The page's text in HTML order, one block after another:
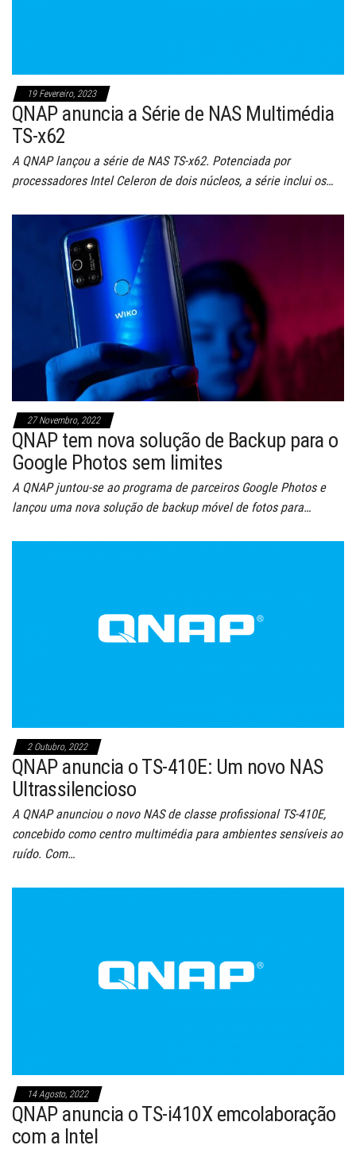
19 Fevereiro, 2023
QNAP anuncia a Série de NAS Multimédia
TS-x62
A QNAP lançou a série de NAS TS-x62. Potenciada por
processadores Intel Celeron de dois núcleos, a série inclui os…
27 Novembro, 2022
QNAP tem nova solução de Backup para o
Google Photos sem limites
A QNAP juntou-se ao programa de parceiros Google Photos e
lançou uma nova solução de backup móvel de fotos para…
2 Outubro, 2022
QNAP anuncia o TS-410E: Um novo NAS
Ultrassilencioso
A QNAP anunciou o novo NAS de classe profissional TS-410E,
concebido como centro multimédia para ambientes sensíveis ao
ruído. Com…
14 Agosto, 2022
QNAP anuncia o TS-i410X emcolaboração
com a Intel